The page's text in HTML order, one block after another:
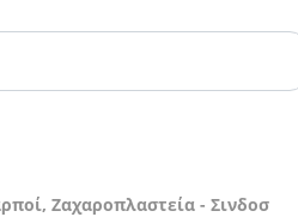
Ζαχαροπλαστεία - Σινδοσ